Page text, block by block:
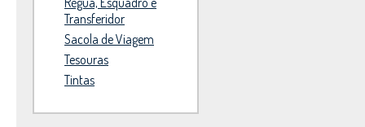
Transferidor
Sacola de Viagem
Tesouras
Tintas